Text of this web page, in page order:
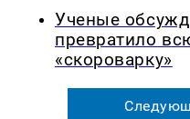
Ученые
превратило
«скороварку»